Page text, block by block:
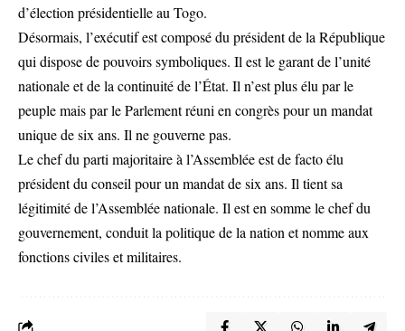
d’élection présidentielle au Togo.
Désormais, l’exécutif est composé du président de la République
qui dispose de pouvoirs symboliques. Il est le garant de l’unité
nationale et de la continuité de l’État. Il n’est plus élu par le
peuple mais par le Parlement réuni en congrès pour un mandat
unique de six ans. Il ne gouverne pas.
Le chef du parti majoritaire à l’Assemblée est de facto élu
président du conseil pour un mandat de six ans. Il tient sa
légitimité de l’Assemblée nationale. Il est en somme le chef du
gouvernement, conduit la politique de la nation et nomme aux
fonctions civiles et militaires.